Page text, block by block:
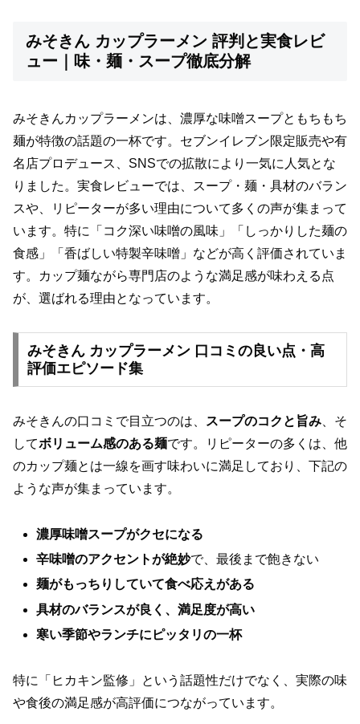
みそきん カップラーメン 評判と実食レビ
ュー｜味・麺・スープ徹底分解
みそきんカップラーメンは、濃厚な味噌スープともちもち
麺が特徴の話題の一杯です。セブンイレブン限定販売や有
名店プロデュース、SNSでの拡散により一気に人気とな
りました。実食レビューでは、スープ・麺・具材のバラン
スや、リピーターが多い理由について多くの声が集まって
います。特に「コク深い味噌の風味」「しっかりした麺の
食感」「香ばしい特製辛味噌」などが高く評価されていま
す。カップ麺ながら専門店のような満足感が味わえる点
が、選ばれる理由となっています。
みそきん カップラーメン 口コミの良い点・高
評価エピソード集
みそきんの口コミで目立つのは、 スープのコクと旨み 、そ
してボリューム感のある麺です。リピーターの多くは、他
のカップ麺とは一線を画す味わいに満足しており、下記の
ような声が集まっています。
濃厚味噌スープがクセになる
辛味噌のアクセントが絶妙で、最後まで飽きない
麺がもっちりしていて食べ応えがある
具材のバランスが良く、満足度が高い
寒い季節やランチにピッタリの一杯
特に「ヒカキン監修」という話題性だけでなく、実際の味
や食後の満足感が高評価につながっています。